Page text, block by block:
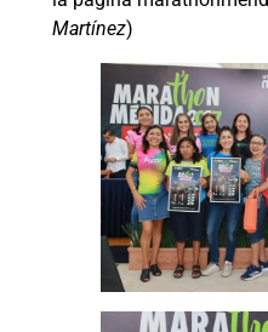
Martínez)